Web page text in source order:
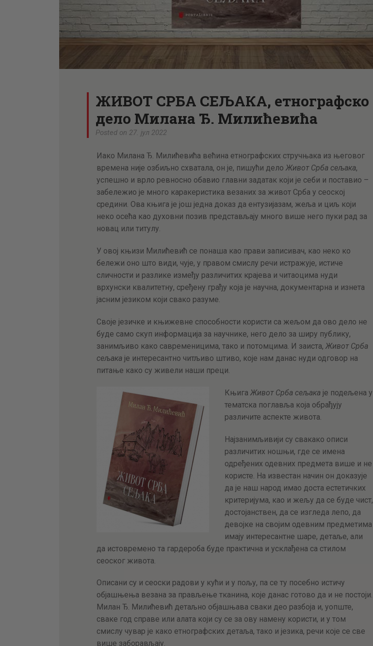
ЖИВОТ СРБА СЕЉАКА, етнографско
дело Милана Ђ. Милићевића
Posted on 27. јул 2022
Иако Милана Ђ. Милићевића већина етнографских стручњака из његовог
времена није озбиљно схватала, он је, пишући дело Живот Срба сељака,
успешно и врло ревносно обавио главни задатак који је себи и поставио –
забележио је много каракеристика везаних за живот Срба у сеоској
средини. Ова књига је још једна доказ да ентузијазам, жеља и циљ који
неко осећа као духовни позив представљају много више него пуки рад за
новац или титулу.
У овој књизи Милићевић се понаша као прави записивач, као неко ко
бележи оно што види, чује, у правом смислу речи истражује, истиче
сличности и разлике између различитих крајева и читаоцима нуди
врхунски квалитетну, сређену грађу која је научна, документарна и изнета
јасним језиком који свако разуме.
Своје језичке и књижевне способности користи са жељом да ово дело не
буде само скуп информација за научнике, него дело за ширу публику,
занимљиво како савременицима, тако и потомцима. И заиста, Живот Срба
сељакаје интересантно читљиво штиво, које нам данас нуди одговор на
питање како су живели наши преци.
Књига Живот Срба сељакаје подељена у
тематска поглавља која обрађују
различите аспекте живота.
Најзанимљивији су свакако описи
различитих ношњи, где се имена
одређених одевних предмета више и не
користе. На известан начин он доказује
да је наш народ имао доста естетичких
критеријума, као и жељу да се буде чист,
достојанствен, да се изгледа лепо, да
девојке на својим одевним предметима
имају интересантне шаре, детаље, али
да истовремено та гардероба буде практична и усклађена са стилом
сеоског живота.
Описани су и сеоски радови у кући и у пољу, па се ту посебно истичу
објашњења везана за прављење тканина, које данас готово да и не постоји.
Милан Ђ. Милићевић детаљно објашњава сваки део разбоја и, уопште,
сваке год справе или алата који су се за ову намену користи, и у том
смислу чувар је како етнографских детаља, тако и језика, речи које се све
више заборављају.